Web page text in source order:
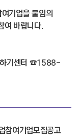
기업을 붙임의
여 바랍니다.
하기센터 ☎ 1588-
참여기업모집공고